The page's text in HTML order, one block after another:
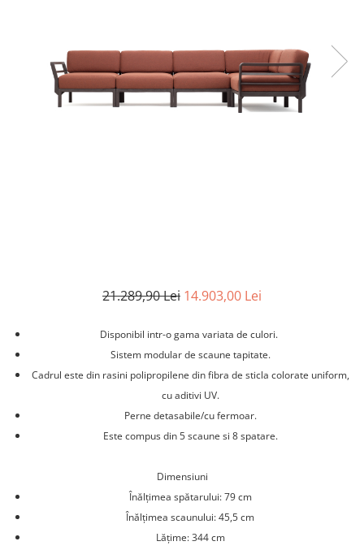
21.289,90 Lei 14.903,00 Lei
Disponibil intr-o gama variata de culori.
Sistem modular de scaune tapitate.
Cadrul este din rasini polipropilene din fibra de sticla colorate uniform,
cu aditivi UV.
Perne detasabile/cu fermoar.
Este compus din 5 scaune si 8 spatare.
Dimensiuni
Înălțimea spătarului: 79 cm
Înălțimea scaunului: 45,5 cm
Lățime: 344 cm